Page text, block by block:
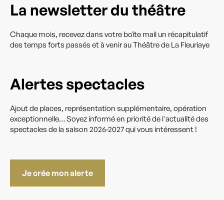
La newsletter du théâtre
Chaque mois, recevez dans votre boîte mail un récapitulatif
des temps forts passés et à venir au Théâtre de La Fleuriaye
Alertes spectacles
Ajout de places, représentation supplémentaire, opération
exceptionnelle… Soyez informé en priorité de l'actualité des
spectacles de la saison 2026-2027 qui vous intéressent !
Je crée mon alerte